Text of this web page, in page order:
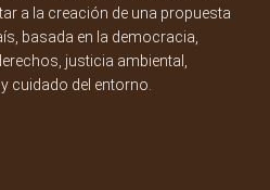
a la creación de una propuesta
basada en la democracia,
justicia ambiental,
cuidado del entorno.